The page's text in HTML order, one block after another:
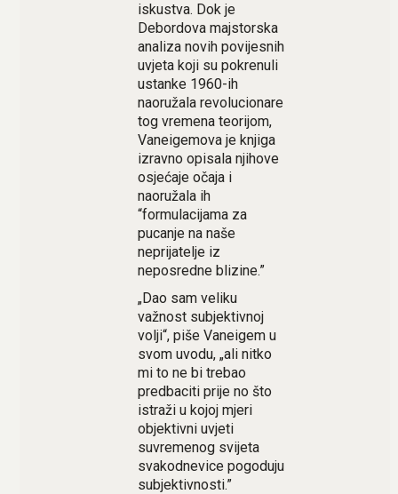
iskustva. Dok je
Debordova majstorska
analiza novih povijesnih
uvjeta koji su pokrenuli
ustanke 1960-ih
naoružala revolucionare
tog vremena teorijom,
Vaneigemova je knjiga
izravno opisala njihove
osjećaje očaja i
naoružala ih
“formulacijama za
pucanje na naše
neprijatelje iz
neposredne blizine.”
„Dao sam veliku
važnost subjektivnoj
volji“, piše Vaneigem u
svom uvodu, „ali nitko
mi to ne bi trebao
predbaciti prije no što
istraži u kojoj mjeri
objektivni uvjeti
suvremenog svijeta
svakodnevice pogoduju
subjektivnosti.”